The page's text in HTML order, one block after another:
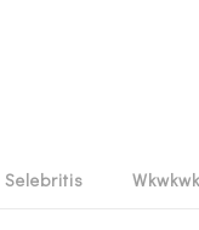
Selebritis Wkwkwk